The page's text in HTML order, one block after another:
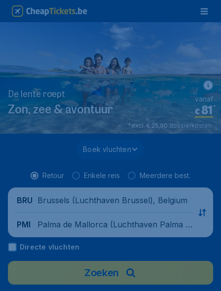
De lente roept
Zon, zee & avontuur €81*
vanaf
*excl. € 25,90 dossierkosten.
Boek vluchten
Retour Enkele reis Meerdere best.
BRU Brussels (Luchthaven Brussel), Belgium
PMI
Palma de Mallorca (Luchthaven Palma d
e Mallorca), Spain
Directe vluchten
Zoeken